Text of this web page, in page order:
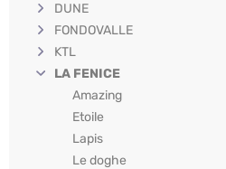
DUNE
FONDOVALLE
KTL
LA FENICE
Amazing
Etoile
Lapis
Le doghe